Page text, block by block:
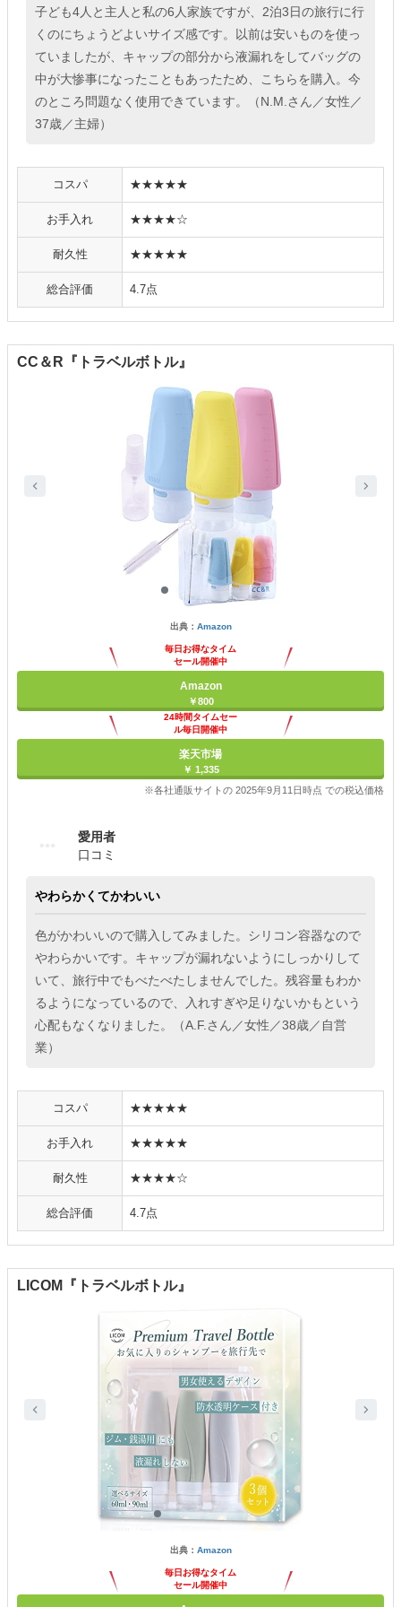
子ども4人と主人と私の6人家族ですが、2泊3日の旅行に行
くのにちょうどよいサイズ感です。以前は安いものを使っ
ていましたが、キャップの部分から液漏れをしてバッグの
中が大惨事になったこともあったため、こちらを購入。今
のところ問題なく使用できています。（N.M.さん／女性／
37歳／主婦）
コスパ ★★★★★
お手入れ ★★★★☆
耐久性 ★★★★★
総合評価 4.7点
CC＆R『トラベルボトル』
出典： Amazon
毎日お得なタイム
セール開催中
Amazon
￥800
24時間タイムセー
ル毎日開催中
楽天市場
￥ 1,335
※各社通販サイトの 2025年9月11日時点 での税込価格
愛用者
口コミ
やわらかくてかわいい
色がかわいいので購入してみました。シリコン容器なので
やわらかいです。キャップが漏れないようにしっかりして
いて、旅行中でもべたべたしませんでした。残容量もわか
るようになっているので、入れすぎや足りないかもという
心配もなくなりました。（A.F.さん／女性／38歳／自営
業）
コスパ ★★★★★
お手入れ ★★★★★
耐久性 ★★★★☆
総合評価 4.7点
LICOM『トラベルボトル』
出典： Amazon
毎日お得なタイム
セール開催中